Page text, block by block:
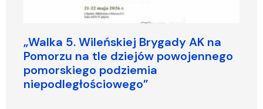
„Walka 5. Wileńskiej Brygady AK na
Pomorzu na tle dziejów powojennego
pomorskiego podziemia
niepodległościowego”